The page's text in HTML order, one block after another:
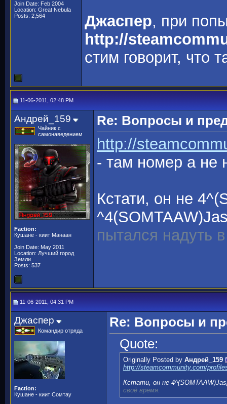
Join Date: Feb 2004
Location: Great Nebula
Posts: 2,564
Джаспер, при
http://
стим говорит, что
11-06-2011, 02:48 PM
Андрей_159
Чайник с
самонаведением
Faction:
Кушане - киит Манаан
Join Date: May 2011
Location: Лучший город
Земли
Posts: 537
Re: Вопросы и
http://
- там номер а не
Кстати, он не
пытался надуть
11-06-2011, 04:31 PM
Джаспер
Командир отряда
Faction:
Кушане - киит Сомтау
Re: Вопросы и
Quote:
Originally Posted by Андрей_159
http://steamcommunity.com/
Кстати, он не
своё время.